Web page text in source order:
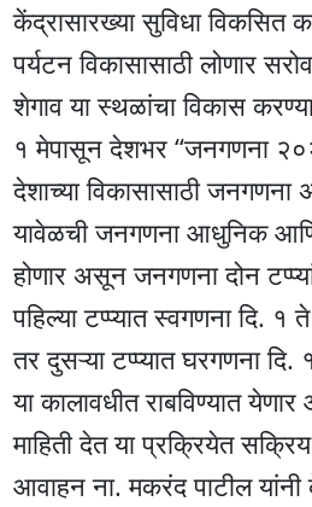
केंद्रासारख्या सुविधा विकसित
पर्यटन विकासासाठी लोणार
शेगाव या स्थळांचा विकास
१ मेपासून देशभर “जनगणना
देशाच्या विकासासाठी जनगणना
यावेळची जनगणना आधुनिक
होणार असून जनगणना दोन
पहिल्या टप्प्यात स्वगणना दि. १
तर दुसऱ्या टप्प्यात घरगणना
या कालावधीत राबविण्यात
माहिती देत या प्रक्रियेत
आवाहन ना. मकरंद पाटील